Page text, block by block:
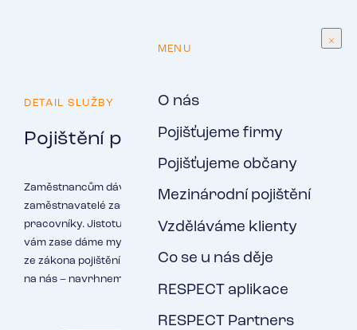
MENU
O nás
Pojišťujeme firmy
Pojišťujeme občany
Mezinárodní pojištění
Vzděláváme klienty
Co se u nás děje
RESPECT aplikace
RESPECT Partners
DETAIL SLUŽBY
Pojištění pro pracovní agentury
Zaměstnancům dáváte jistotu spolehlivého výdělku,
zaměstnavatelé zase spoléhají, že jim přivedete kvalitní
pracovníky. Jistotu, že svým klientům zvládnete zaplatit,
vám zase dáme my. Jako každá agentura práce musíte být
ze zákona pojištění pro případ úpadku. Tuhle práci nechte
na nás – navrhneme vám pojistný program na míru.